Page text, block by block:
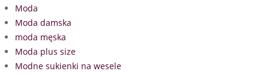
Moda
Moda damska
moda męska
Moda plus size
Modne sukienki na wesele